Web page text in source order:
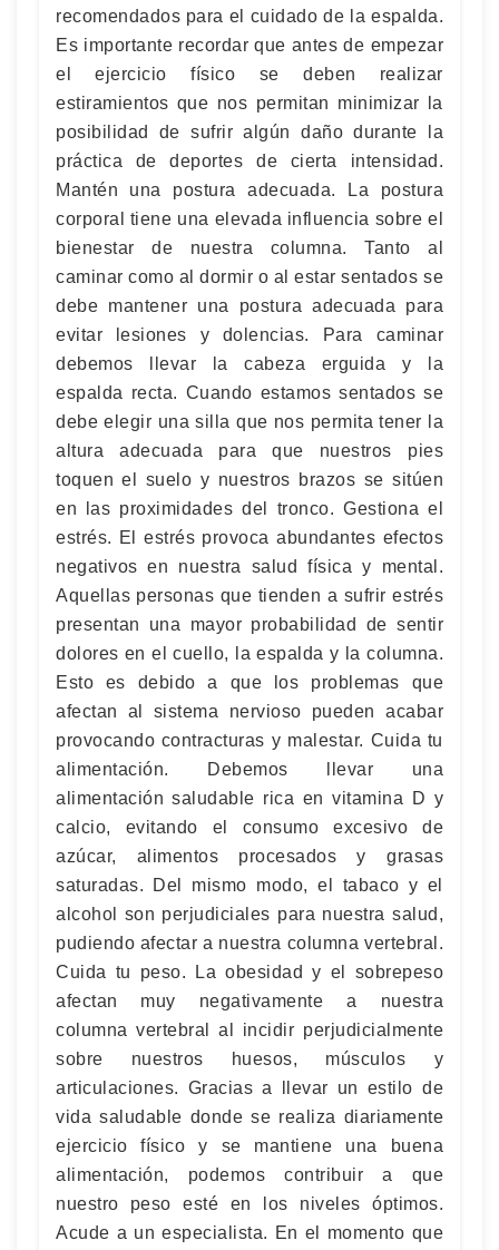
recomendados para el cuidado de la espalda.
Es importante recordar que antes de empezar
el ejercicio físico se deben realizar
estiramientos que nos permitan minimizar la
posibilidad de sufrir algún daño durante la
práctica de deportes de cierta intensidad.
Mantén una postura adecuada. La postura
corporal tiene una elevada influencia sobre el
bienestar de nuestra columna. Tanto al
caminar como al dormir o al estar sentados se
debe mantener una postura adecuada para
evitar lesiones y dolencias. Para caminar
debemos llevar la cabeza erguida y la
espalda recta. Cuando estamos sentados se
debe elegir una silla que nos permita tener la
altura adecuada para que nuestros pies
toquen el suelo y nuestros brazos se sitúen
en las proximidades del tronco. Gestiona el
estrés. El estrés provoca abundantes efectos
negativos en nuestra salud física y mental.
Aquellas personas que tienden a sufrir estrés
presentan una mayor probabilidad de sentir
dolores en el cuello, la espalda y la columna.
Esto es debido a que los problemas que
afectan al sistema nervioso pueden acabar
provocando contracturas y malestar. Cuida tu
alimentación. Debemos llevar una
alimentación saludable rica en vitamina D y
calcio, evitando el consumo excesivo de
azúcar, alimentos procesados y grasas
saturadas. Del mismo modo, el tabaco y el
alcohol son perjudiciales para nuestra salud,
pudiendo afectar a nuestra columna vertebral.
Cuida tu peso. La obesidad y el sobrepeso
afectan muy negativamente a nuestra
columna vertebral al incidir perjudicialmente
sobre nuestros huesos, músculos y
articulaciones. Gracias a llevar un estilo de
vida saludable donde se realiza diariamente
ejercicio físico y se mantiene una buena
alimentación, podemos contribuir a que
nuestro peso esté en los niveles óptimos.
Acude a un especialista. En el momento que